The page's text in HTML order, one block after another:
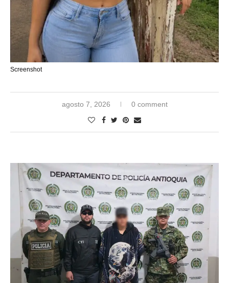
Screenshot
agosto 7, 2026 0 comment